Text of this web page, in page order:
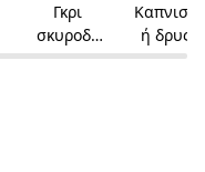
Γκρι
σκυροδέ
ματος
Καπνιστ
ή δρυς